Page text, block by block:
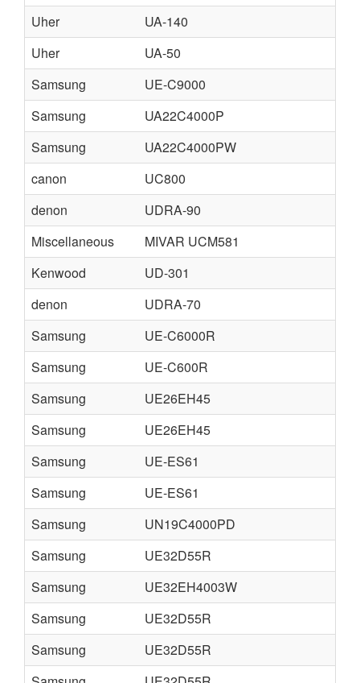
Uher
UA-140
Uher
UA-50
Samsung
UE-C9000
Samsung
UA22C4000P
Samsung
UA22C4000PW
canon
UC800
denon
UDRA-90
Miscellaneous
MIVAR UCM581
Kenwood
UD-301
denon
UDRA-70
Samsung
UE-C6000R
Samsung
UE-C600R
Samsung
UE26EH45
Samsung
UE26EH45
Samsung
UE-ES61
Samsung
UE-ES61
Samsung
UN19C4000PD
Samsung
UE32D55R
Samsung
UE32EH4003W
Samsung
UE32D55R
Samsung
UE32D55R